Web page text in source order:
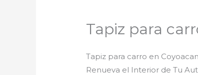
Tapiz para
Tapiz para carro en Coyoacan
Renueva el Interior de Tu